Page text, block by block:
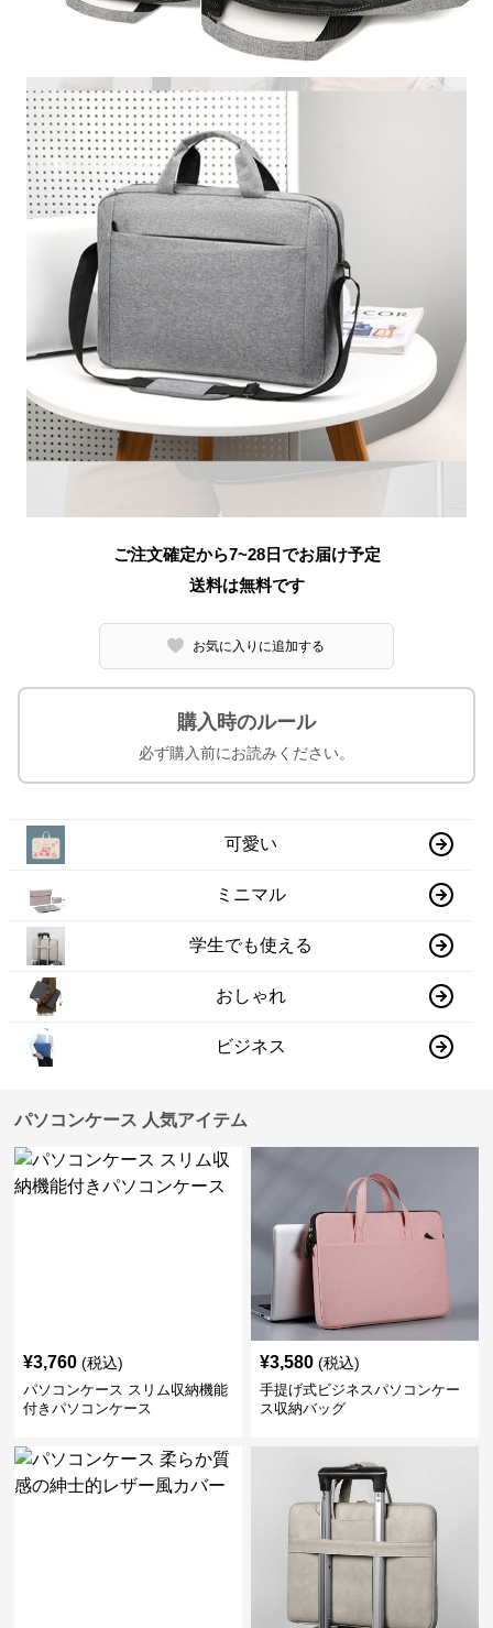
ご注文確定から7~28日でお届け予定
送料は無料です
お気に入りに追加する
購入時のルール
必ず購入前にお読みください。
可愛い
ミニマル
学生でも使える
おしゃれ
ビジネス
パソコンケース 人気アイテム
¥3,760 (税込)
パソコンケース スリム収納機能
付きパソコンケース
¥3,580 (税込)
手提げ式ビジネスパソコンケー
ス収納バッグ